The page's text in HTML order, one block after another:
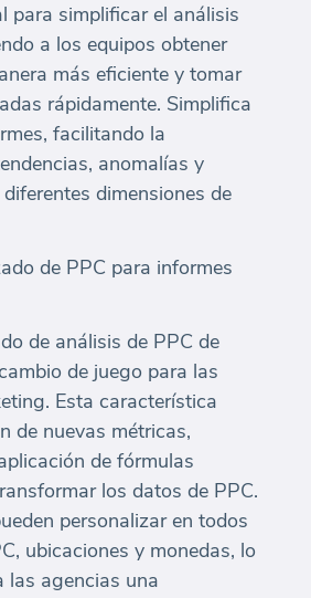
para simplificar el análisis
a los equipos obtener
más eficiente y tomar
rápidamente. Simplifica
facilitando la
anomalías y
dimensiones de
de PPC para informes
de análisis de PPC de
de juego para las
Esta característica
de nuevas métricas,
de fórmulas
los datos de PPC.
personalizar en todos
ubicaciones y monedas, lo
las agencias una